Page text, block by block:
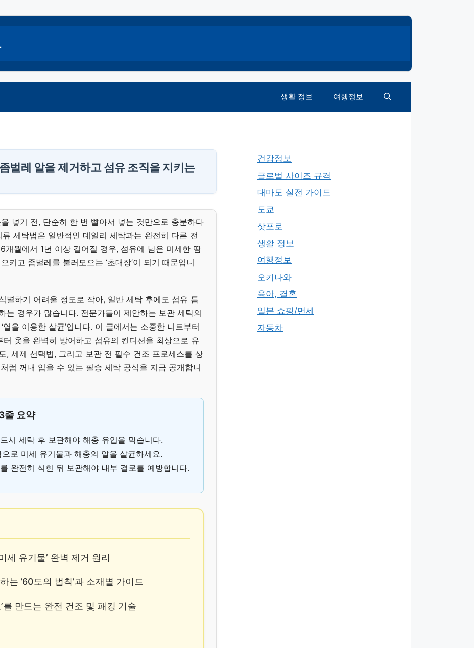
생활 정보 여행정보
벌레 알을 제거하고 섬유 조직을 지키는
넣기 전, 단순히 한 번 빨아서 넣는 것만으로 충분하다
세탁법은 일반적인 데일리 세탁과는 완전히 다른 전
개월에서 1년 이상 길어질 경우, 섬유에 남은 미세한 땀
키고 좀벌레를 불러모으는 ‘초대장’이 되기 때문입니
별하기 어려울 정도로 작아, 일반 세탁 후에도 섬유 틈
는 경우가 많습니다. 전문가들이 제안하는 보관 세탁의
열을 이용한 살균’입니다. 이 글에서는 소중한 니트부터
옷을 완벽히 방어하고 섬유의 컨디션을 최상으로 유
, 세제 선택법, 그리고 보관 전 필수 건조 프로세스를 상
럼 꺼내 입을 수 있는 필승 세탁 공식을 지금 공개합니
줄 요약
시 세탁 후 보관해야 해충 유입을 막습니다.
로 미세 유기물과 해충의 알을 살균하세요.
완전히 식힌 뒤 보관해야 내부 결로를 예방합니다.
세 유기물’ 완벽 제거 원리
는 ’60도의 법칙’과 소재별 가이드
를 만드는 완전 건조 및 패킹 기술
건강정보
글로벌 사이즈 규격
대마도 실전 가이드
도쿄
삿포로
생활 정보
여행정보
오키나와
육아, 결혼
일본 쇼핑/면세
자동차